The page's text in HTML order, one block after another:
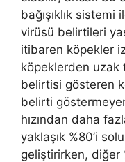
bağışıklık
virüsü belirtileri
itibaren köpekler
köpeklerden uzak
belirtisi gösteren
belirti
hızından daha
yaklaşık %80’i
geliştirirken, diğer